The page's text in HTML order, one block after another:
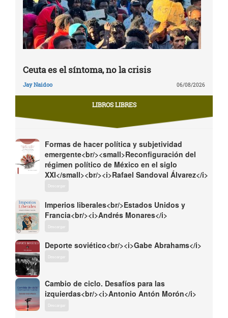
Ceuta es el síntoma, no la crisis
Jay Naidoo 06/08/2026
LIBROS LIBRES
Formas de hacer política y subjetividad
emergente<br/><small>Reconfiguración del
régimen político de México en el siglo
XXI</small><br/><i>Rafael Sandoval Álvarez</i>
Descargar
Imperios liberales<br/>Estados Unidos y
Francia<br/><i>Andrés Monares</i>
Descargar
Deporte soviético<br/><i>Gabe Abrahams</i>
Descargar
Cambio de ciclo. Desafíos para las
izquierdas<br/><i>Antonio Antón Morón</i>
Descargar